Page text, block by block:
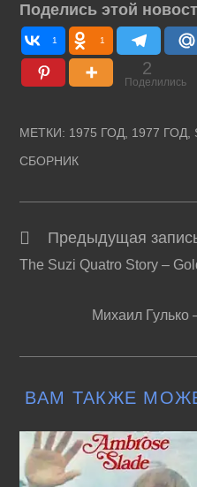
Поделись этой
1 1
2
Поделились
МЕТКИ: 1975 ГОД 1977 ГОД
СБОРНИК
Читать
далее
Предыдущая
The Suzi Quatro Story –
Михаил Гулько
ВАМ ТАКЖЕ